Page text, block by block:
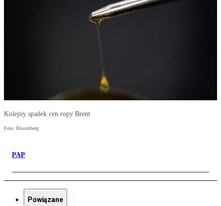
Kolejny spadek cen ropy Brent
Foto: Bloomberg
PAP
Powiązane